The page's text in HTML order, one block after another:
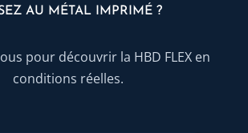
AU MÉTAL IMPRIMÉ ?
pour découvrir la HBD FLEX en
conditions réelles.